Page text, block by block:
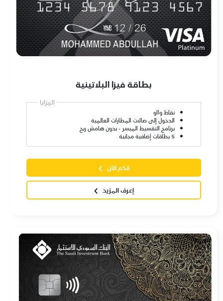
بطاقة فيزا البلاتينية
المزايا
نقاط وااو
الدخول إلى صالات المطارات العالمية
برنامج التقسيط الميسر - بدون هامش ربح
5 بطاقات إضافية مجانية
قدّم الآن
إعرف المزيد